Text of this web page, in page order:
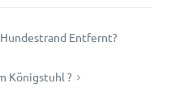
Entfernt?
Königstuhl ?